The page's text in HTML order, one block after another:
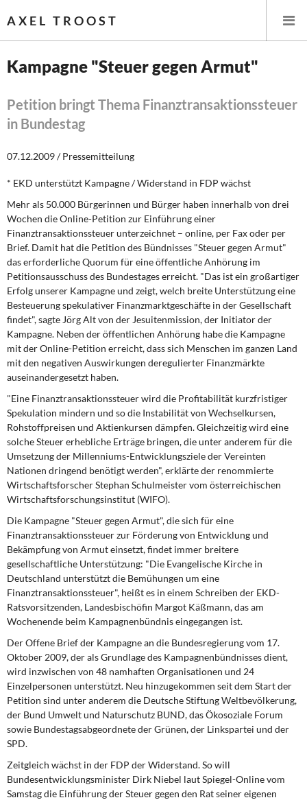
AXEL TROOST
Themen
Leitlinien linker Wirtschafts- und Finanzpolitik
Wirtschaftspolitik
Steuer- und Finanzpolitik
Öffentliche Infrastruktur und Daseinsvorsorge
Eurokrise und Griechenland
DIE LINKE
Weitere Themen
Memo-Gruppe
Institut Solidarische Moderne
Rosa-Luxemburg-Stiftung
Über mich
Kontakt
Kampagne "Steuer gegen Armut"
Petition bringt Thema Finanztransaktionssteuer
in Bundestag
07.12.2009 / Pressemitteilung
* EKD unterstützt Kampagne / Widerstand in FDP wächst
Mehr als 50.000 Bürgerinnen und Bürger haben innerhalb von drei
Wochen die Online-Petition zur Einführung einer
Finanztransaktionssteuer unterzeichnet – online, per Fax oder per
Brief. Damit hat die Petition des Bündnisses "Steuer gegen Armut"
das erforderliche Quorum für eine öffentliche Anhörung im
Petitionsausschuss des Bundestages erreicht. "Das ist ein großartiger
Erfolg unserer Kampagne und zeigt, welch breite Unterstützung eine
Besteuerung spekulativer Finanzmarktgeschäfte in der Gesellschaft
findet", sagte Jörg Alt von der Jesuitenmission, der Initiator der
Kampagne. Neben der öffentlichen Anhörung habe die Kampagne
mit der Online-Petition erreicht, dass sich Menschen im ganzen Land
mit den negativen Auswirkungen deregulierter Finanzmärkte
auseinandergesetzt haben.
"Eine Finanztransaktionssteuer wird die Profitabilität kurzfristiger
Spekulation mindern und so die Instabilität von Wechselkursen,
Rohstoffpreisen und Aktienkursen dämpfen. Gleichzeitig wird eine
solche Steuer erhebliche Erträge bringen, die unter anderem für die
Umsetzung der Millenniums-Entwicklungsziele der Vereinten
Nationen dringend benötigt werden", erklärte der renommierte
Wirtschaftsforscher Stephan Schulmeister vom österreichischen
Wirtschaftsforschungsinstitut (WIFO).
Die Kampagne "Steuer gegen Armut", die sich für eine
Finanztransaktionssteuer zur Förderung von Entwicklung und
Bekämpfung von Armut einsetzt, findet immer breitere
gesellschaftliche Unterstützung: "Die Evangelische Kirche in
Deutschland unterstützt die Bemühungen um eine
Finanztransaktionssteuer", heißt es in einem Schreiben der EKD-
Ratsvorsitzenden, Landesbischöfin Margot Käßmann, das am
Wochenende beim Kampagnenbündnis eingegangen ist.
Der Offene Brief der Kampagne an die Bundesregierung vom 17.
Oktober 2009, der als Grundlage des Kampagnenbündnisses dient,
wird inzwischen von 48 namhaften Organisationen und 24
Einzelpersonen unterstützt. Neu hinzugekommen seit dem Start der
Petition sind unter anderem die Deutsche Stiftung Weltbevölkerung,
der Bund Umwelt und Naturschutz BUND, das Ökosoziale Forum
sowie Bundestagsabgeordnete der Grünen, der Linkspartei und der
SPD.
Zeitgleich wächst in der FDP der Widerstand. So will
Bundesentwicklungsminister Dirk Niebel laut Spiegel-Online vom
Samstag die Einführung der Steuer gegen den Rat seiner eigenen